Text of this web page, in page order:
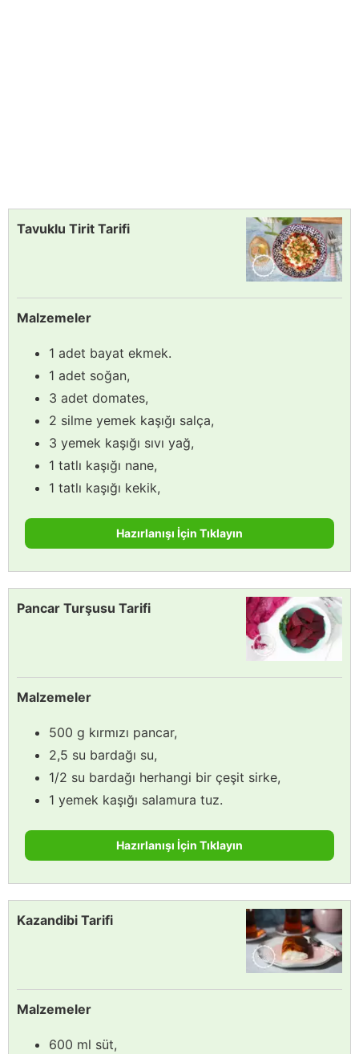
Tavuklu Tirit Tarifi
Malzemeler
1 adet bayat ekmek.
1 adet soğan,
3 adet domates,
2 silme yemek kaşığı salça,
3 yemek kaşığı sıvı yağ,
1 tatlı kaşığı nane,
1 tatlı kaşığı kekik,
Hazırlanışı İçin Tıklayın
Pancar Turşusu Tarifi
Malzemeler
500 g kırmızı pancar,
2,5 su bardağı su,
1/2 su bardağı herhangi bir çeşit sirke,
1 yemek kaşığı salamura tuz.
Hazırlanışı İçin Tıklayın
Kazandibi Tarifi
Malzemeler
600 ml süt,